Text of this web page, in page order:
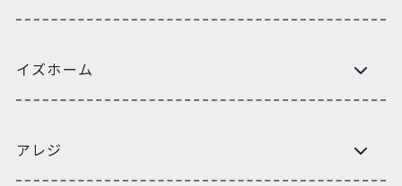
イズホーム
アレジ